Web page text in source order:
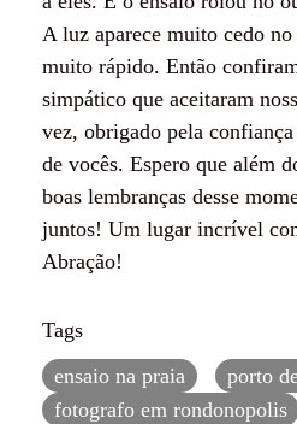
A luz aparece muito cedo
muito rápido. Então
simpático que aceitaram
vez, obrigado pela
de vocês. Espero que além
boas lembranças desse
juntos! Um lugar incrível
Abração!
Tags
ensaio na praia
porto
fotografo em rondonopolis